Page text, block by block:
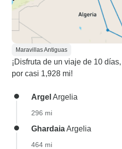
Maravillas Antiguas
¡Disfruta de un viaje de 10
por casi 1,928 mi!
Argel Argelia
296 mi
GhardaiaArgelia
464 mi